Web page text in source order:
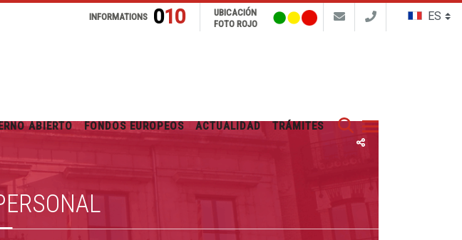
Buscar
INFORMATIONS 010
UBICACIÓN
FOTO ROJO
ABIERTO FONDOS EUROPEOS ACTUALIDAD TRÁMITES